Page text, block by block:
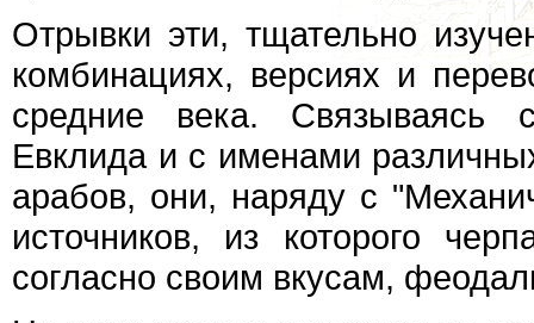
Отрывки эти, тщательно
комбинациях, версиях и
средние века. Связываясь
Евклида и с именами
арабов, они, наряду с
источников, из которого
согласно своим вкусам,